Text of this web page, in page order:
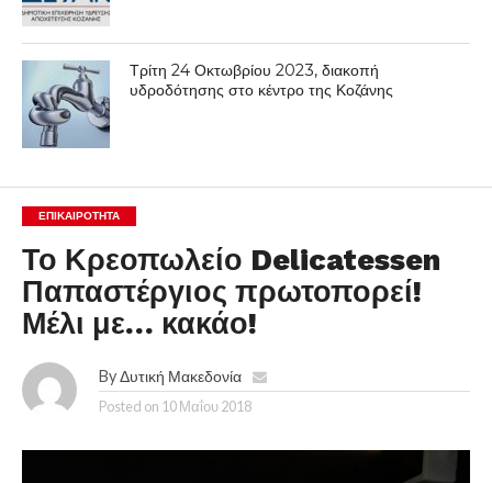
Τρίτη 24 Οκτωβρίου 2023, διακοπή
υδροδότησης στο κέντρο της Κοζάνης
ΕΠΙΚΑΙΡΟΤΗΤΑ
Το Κρεοπωλείο Delicatessen
Παπαστέργιος πρωτοπορεί!
Μέλι με… κακάο!
By Δυτική Μακεδονία
Posted on 10 Μαΐου 2018